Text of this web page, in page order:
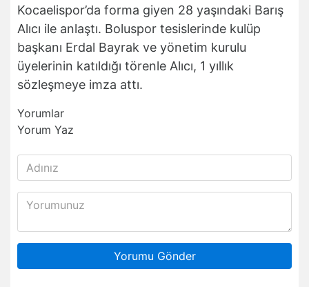
Kocaelispor’da forma giyen 28 yaşındaki Barış
Alıcı ile anlaştı. Boluspor tesislerinde kulüp
başkanı Erdal Bayrak ve yönetim kurulu
üyelerinin katıldığı törenle Alıcı, 1 yıllık
sözleşmeye imza attı.
Yorumlar
Yorum Yaz
Yorumu Gönder